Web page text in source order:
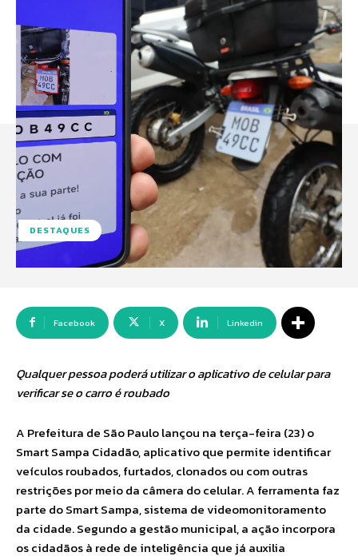
DESTAQUES
Facebook X Linkedin
Qualquer pessoa poderá utilizar o aplicativo de celular para
verificar se o carro é roubado
A Prefeitura de São Paulo lançou na terça-feira (23) o
Smart Sampa Cidadão, aplicativo que permite identificar
veículos roubados, furtados, clonados ou com outras
restrições por meio da câmera do celular. A ferramenta faz
parte do Smart Sampa, sistema de videomonitoramento
da cidade. Segundo a gestão municipal, a ação incorpora
os cidadãos à rede de inteligência que já auxilia